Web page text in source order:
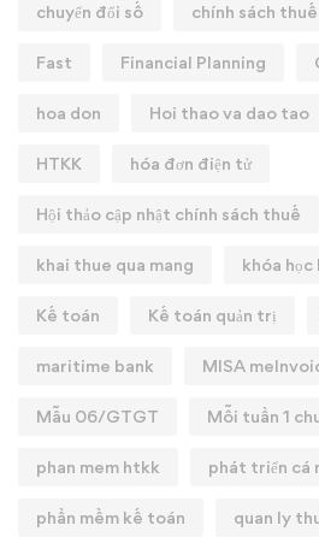
chuyển đổi số chính sách thuế
Fast Financial Planning
hoa don Hoi thao va dao tao
HTKK hóa đơn điện tử
Hội thảo cập nhật chính sách thuế
khai thue qua mang khóa
Kế toán Kế toán quản trị
maritime bank MISA
Mẫu 06/GTGT Mỗi tuần 1
phan mem htkk phát triển cá
phần mềm kế toán quan ly